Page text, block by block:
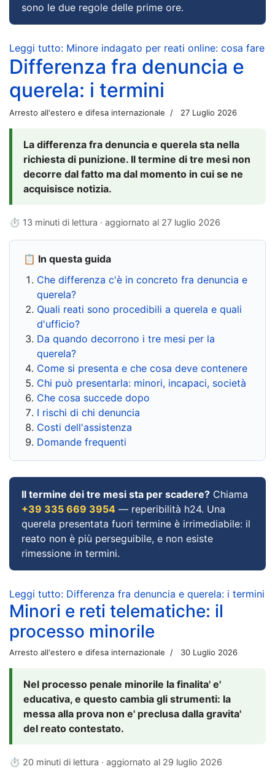
sono le due regole delle prime ore.
Leggi tutto: Minore indagato per reati online: cosa fare
Differenza fra denuncia e
querela: i termini
Arresto all'estero e difesa internazionale 27 Luglio 2026
La differenza fra denuncia e querela sta nella
richiesta di punizione. Il termine di tre mesi non
decorre dal fatto ma dal momento in cui se ne
acquisisce notizia.
⏱ 13 minuti di lettura · aggiornato al 27 luglio 2026
📋 In questa guida
Che differenza c'è in concreto fra denuncia e
querela?
Quali reati sono procedibili a querela e quali
d'ufficio?
Da quando decorrono i tre mesi per la
querela?
Come si presenta e che cosa deve contenere
Chi può presentarla: minori, incapaci, società
Che cosa succede dopo
I rischi di chi denuncia
Costi dell'assistenza
Domande frequenti
Il termine dei tre mesi sta per scadere? Chiama
+39 335 669 3954 — reperibilità h24. Una
querela presentata fuori termine è irrimediabile: il
reato non è più perseguibile, e non esiste
rimessione in termini.
Leggi tutto: Differenza fra denuncia e querela: i termini
Minori e reti telematiche: il
processo minorile
Arresto all'estero e difesa internazionale 30 Luglio 2026
Nel processo penale minorile la finalita' e'
educativa, e questo cambia gli strumenti: la
messa alla prova non e' preclusa dalla gravita'
del reato contestato.
⏱ 20 minuti di lettura · aggiornato al 29 luglio 2026